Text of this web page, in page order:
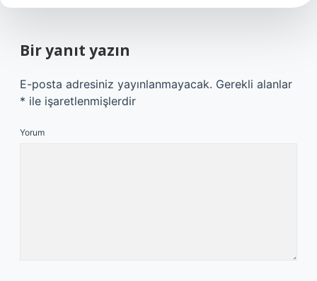
Bir yanıt yazın
E-posta adresiniz yayınlanmayacak. Gerekli alanlar
* ile işaretlenmişlerdir
Yorum